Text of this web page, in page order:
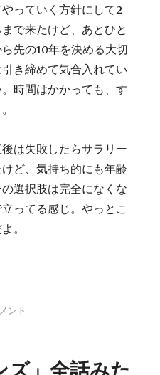
っていく方針にして2
で来たけど、あとひと
先の10年を決める大切
き締めて気合入れてい
時間はかかっても、す
は失敗したらサラリー
ど、気持ち的にも年齢
選択肢は完全になくな
ってる感じ。やっとこ
。
ント